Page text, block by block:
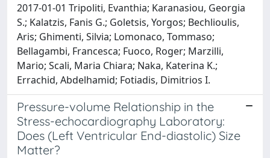
2017-01-01 Tripoliti, Evanthia; Karanasiou, Georgia
S.; Kalatzis, Fanis G.; Goletsis, Yorgos; Bechlioulis,
Aris; Ghimenti, Silvia; Lomonaco, Tommaso;
Bellagambi, Francesca; Fuoco, Roger; Marzilli,
Mario; Scali, Maria Chiara; Naka, Katerina K.;
Errachid, Abdelhamid; Fotiadis, Dimitrios I.
Pressure-volume Relationship in the
Stress-echocardiography Laboratory:
Does (Left Ventricular End-diastolic) Size
Matter?